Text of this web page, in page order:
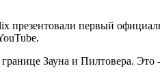
презентовали первый
Зауна и Пилтовера.